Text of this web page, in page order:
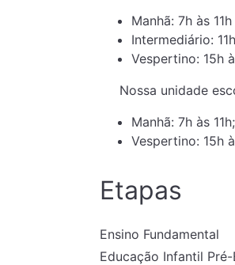
Manhã: 7h às
Intermediário:
Vespertino: 15h
Nossa unidade
Manhã: 7h às 11h;
Vespertino: 15h
Etapas
Ensino Fundamental
Educação Infantil Pré-